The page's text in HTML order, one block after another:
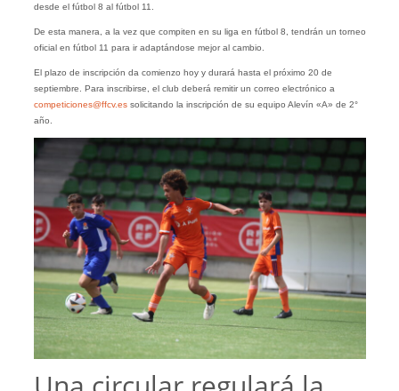
desde el fútbol 8 al fútbol 11.
De esta manera, a la vez que compiten en su liga en fútbol 8, tendrán un torneo
oficial en fútbol 11 para ir adaptándose mejor al cambio.
El plazo de inscripción da comienzo hoy y durará hasta el próximo 20 de
septiembre. Para inscribirse, el club deberá remitir un correo electrónico a
competiciones@ffcv.essolicitando la inscripción de su equipo Alevín «A» de 2°
año.